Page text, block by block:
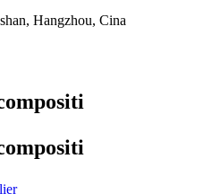
Hangzhou, Cina